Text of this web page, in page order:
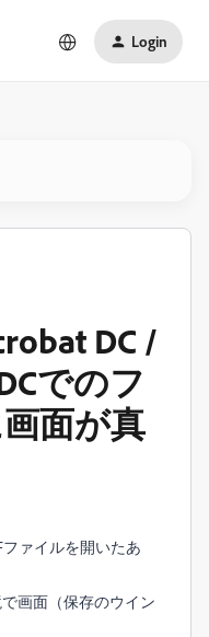
Login
DC /
でのフ
面が真
ファイルを開いたあ
画面（保存のウイン